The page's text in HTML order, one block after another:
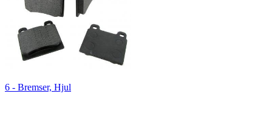
6 - Bremser, Hjul